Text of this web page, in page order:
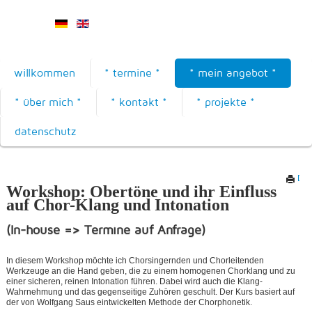
willkommen * termine * * mein angebot *
* über mich * * kontakt * * projekte *
datenschutz
Workshop: Obertöne und ihr Einfluss
auf Chor-Klang und Intonation
(In-house => Termine auf Anfrage)
In diesem Workshop möchte ich Chorsingernden und Chorleitenden
Werkzeuge an die Hand geben, die zu einem homogenen Chorklang und zu
einer sicheren, reinen Intonation führen. Dabei wird auch die Klang-
Wahrnehmung und das gegenseitige Zuhören geschult. Der Kurs basiert auf
der von Wolfgang Saus eintwickelten Methode der Chorphonetik.